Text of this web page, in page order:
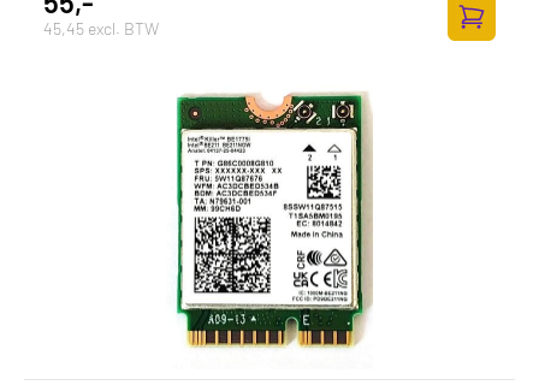
45,45 excl. BTW